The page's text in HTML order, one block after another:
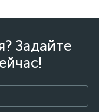
Задайте